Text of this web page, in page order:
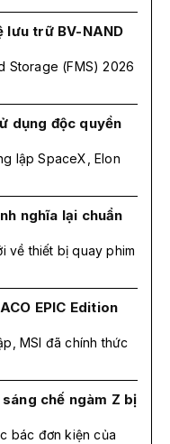
lưu trữ BV-NAND
Storage (FMS) 2026
dụng độc quyền
lập SpaceX, Elon
nghĩa lại chuẩn
về thiết bị quay phim
EPIC Edition
MSI đã chính thức
chế ngàm Z bị
bác đơn kiện của